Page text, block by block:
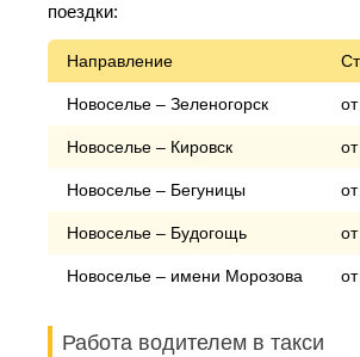
поездки:
Направление
Новоселье – Зеленогорск
Новоселье – Кировск
Новоселье – Бегуницы
Новоселье – Будогощь
Новоселье – имени Морозова
Работа водителем в такси